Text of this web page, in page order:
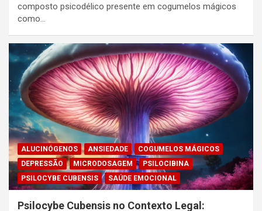
composto psicodélico presente em cogumelos mágicos
como…
ALUCINÓGENOS ANSIEDADE
COGUMELOS MÁGICOS
DEPRESSÃO
MICRODOSAGEM
PSILOCIBINA
PSILOCYBE CUBENSIS
SAÚDE EMOCIONAL
Psilocybe Cubensis no Contexto Legal: